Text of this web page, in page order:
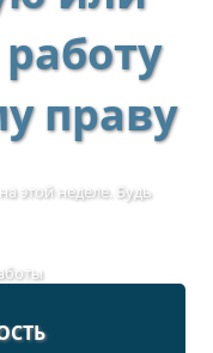
праву
этой неделе. Будь